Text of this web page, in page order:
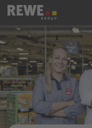
Zum Inhalt springen
REWE